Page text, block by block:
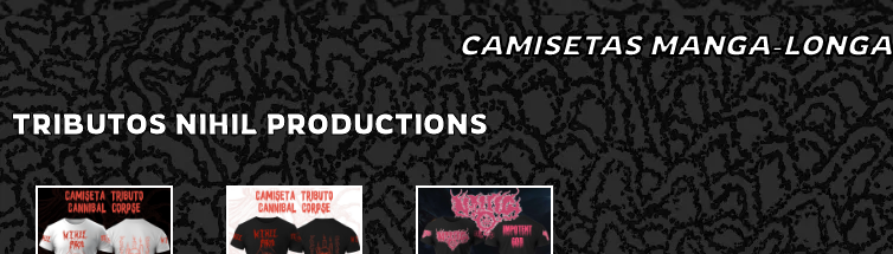
CAMISETAS MANGA-LONGA
TRIBUTOS NIHIL PRODUCTIONS